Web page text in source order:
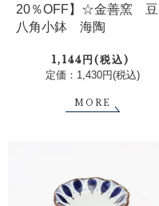
20％OFF】☆金善窯 豆
八角小鉢 海陶
1,144円(税込)
定価：1,430円(税込)
MORE